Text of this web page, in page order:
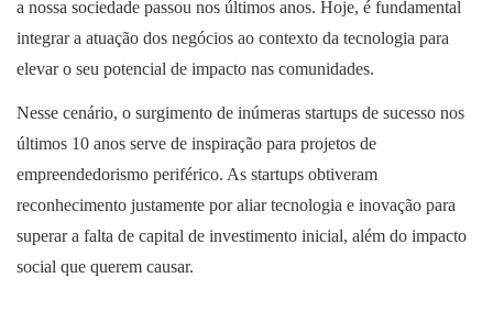
a nossa sociedade passou nos últimos anos. Hoje, é fundamental
integrar a atuação dos negócios ao contexto da tecnologia para
elevar o seu potencial de impacto nas comunidades.
Nesse cenário, o surgimento de inúmeras startups de sucesso nos
últimos 10 anos serve de inspiração para projetos de
empreendedorismo periférico. As startups obtiveram
reconhecimento justamente por aliar tecnologia e inovação para
superar a falta de capital de investimento inicial, além do impacto
social que querem causar.